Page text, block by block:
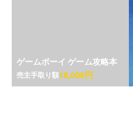
ゲームボーイ ゲーム攻略本
売主手取り額18,000円